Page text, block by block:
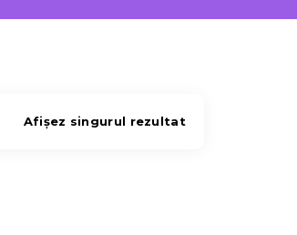
Afișez singurul rezultat